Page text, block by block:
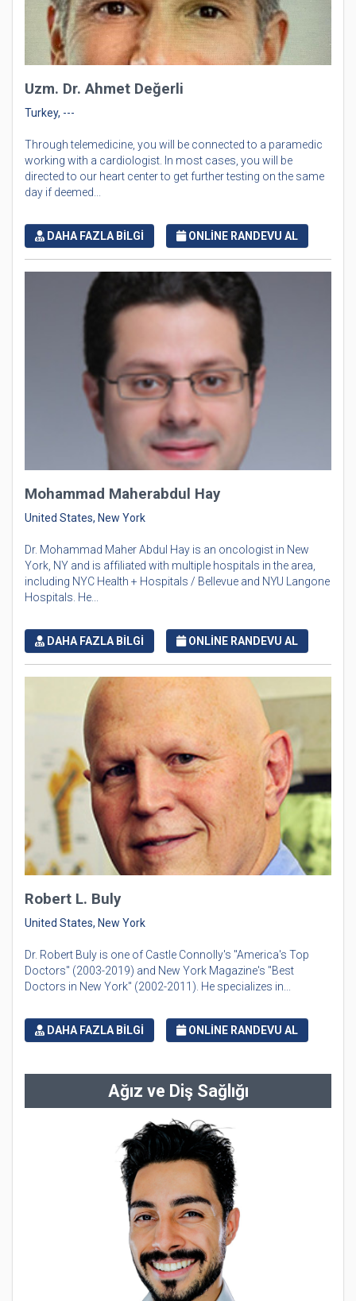
Uzm. Dr. Ahmet Değerli
Turkey, ---
Through telemedicine, you will be connected to a paramedic
working with a cardiologist. In most cases, you will be
directed to our heart center to get further testing on the same
day if deemed...
DAHA FAZLA BİLGİ ONLİNE RANDEVU AL
Mohammad Maherabdul Hay
United States, New York
Dr. Mohammad Maher Abdul Hay is an oncologist in New
York, NY and is affiliated with multiple hospitals in the area,
including NYC Health + Hospitals / Bellevue and NYU Langone
Hospitals. He...
DAHA FAZLA BİLGİ ONLİNE RANDEVU AL
Robert L. Buly
United States, New York
Dr. Robert Buly is one of Castle Connolly's "America's Top
Doctors" (2003-2019) and New York Magazine's "Best
Doctors in New York" (2002-2011). He specializes in...
DAHA FAZLA BİLGİ ONLİNE RANDEVU AL
Ağız ve Diş Sağlığı